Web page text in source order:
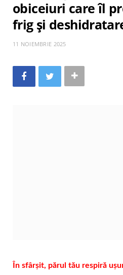
obiceiuri care îl
frig și
11 NOIEMBRIE 2025
În sfârșit, părul tău respiră